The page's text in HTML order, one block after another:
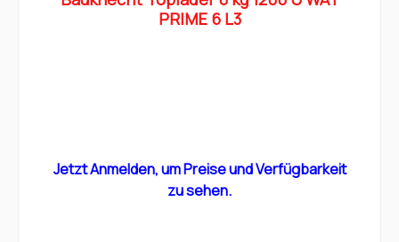
PRIME 6 L3
Jetzt Anmelden, um Preise und Verfügbarkeit
zu sehen.